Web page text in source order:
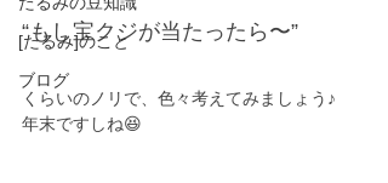
[たるみ]のこと
ブログ
“もし宝クジが当たったら〜”
くらいのノリで、色々考えてみましょう♪
年末ですしね😆